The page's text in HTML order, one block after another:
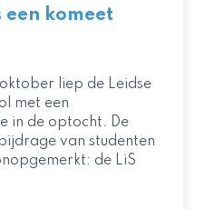
een komeet
liep de Leidse
met een
in de optocht. De
van studenten
de LiS